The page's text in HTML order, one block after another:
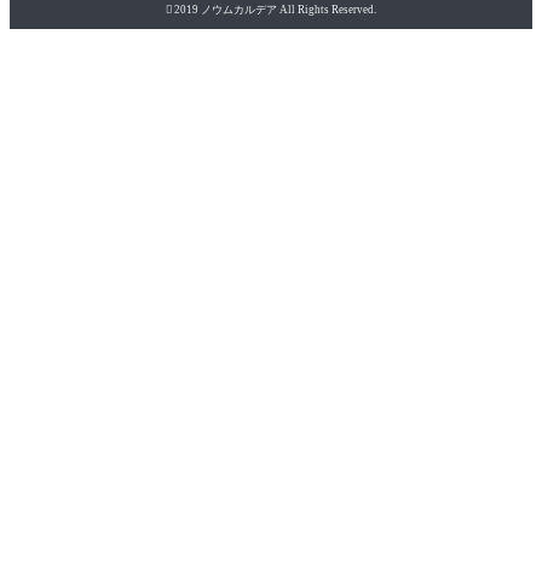
 2019 ノウムカルデア All Rights Reserved.